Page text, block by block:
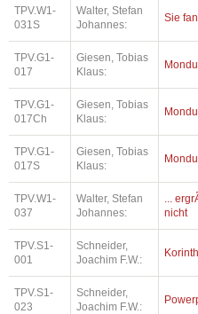
TPV.W1-
031S
Walter, Stefan
Johannes:
Sie
TPV.G1-
017
Giesen, Tobias
Klaus:
TPV.G1-
017Ch
Giesen, Tobias
Klaus:
TPV.G1-
017S
Giesen, Tobias
Klaus:
TPV.W1-
037
Walter, Stefan
Johannes:
...
nicht
TPV.S1-
001
Schneider,
Joachim F.W.:
TPV.S1-
023
Schneider,
Joachim F.W.: